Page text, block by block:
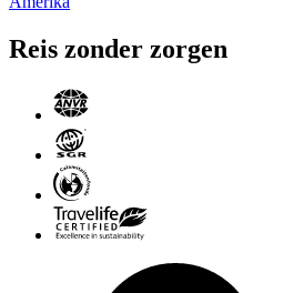
Reis zonder zorgen